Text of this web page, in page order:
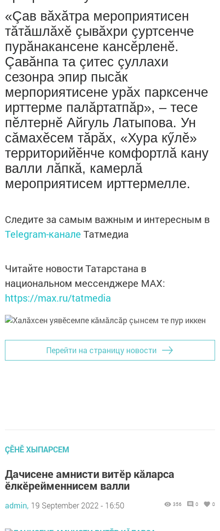
«Çав вăхăтра мероприятисен
тăтăшлăхӗ çывăхри çуртсенче
пурăнакансене кансӗрленӗ.
Çавăнпа та çитес çуллахи
сезонра эпир пысăк
мерпориятисене урăх парксенче
ирттерме палăртатпăр», – тесе
пӗлтернӗ Айгуль Латыпова. Ун
сăмахӗсем тăрăх, «Хура кӳлӗ»
территорийӗнче комфортлă кану
валли лăпкă, камерлă
мероприятисем ирттермелле.
Следите за самым важным и интересным в
Telegram-канале Татмедиа
Читайте новости Татарстана в
национальном мессенджере MАХ:
https://max.ru/tatmedia
Перейти на страницу новости
ÇӖНӖ ХЫПАРСЕМ
Дачисене амнисти витӗр кăларса
ӗлкӗрейменнисем валли
admin, 19 September 2022 - 16:50 356 0 0